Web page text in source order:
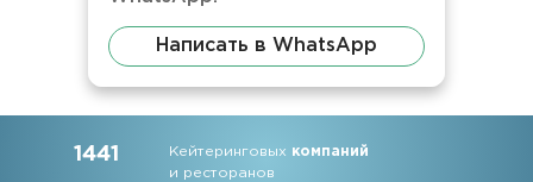
Написать в WhatsApp
1441 Кейтеринговых компаний
и ресторанов